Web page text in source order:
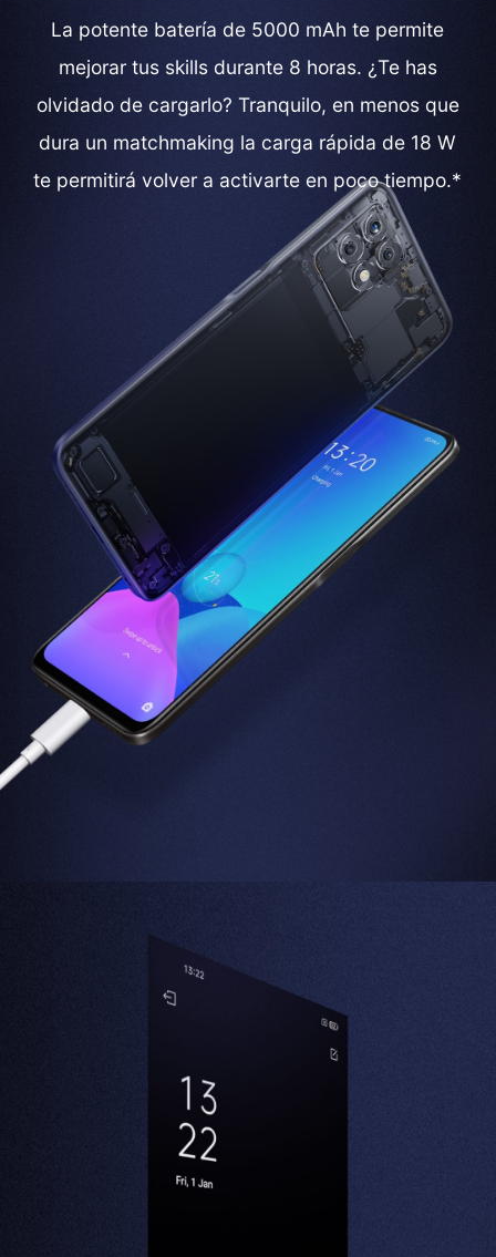
La potente batería de 5000 mAh te permite
mejorar tus skills durante 8 horas. ¿Te has
olvidado de cargarlo? Tranquilo, en menos que
dura un matchmaking la carga rápida de 18 W
te permitirá volver a activarte en poco tiempo.*